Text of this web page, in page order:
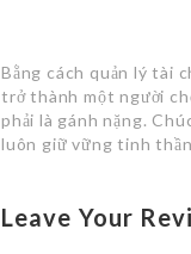
Bằng cách quản lý tài
trở thành một người
phải là gánh nặng.
luôn giữ vững tinh thần
Leave Your